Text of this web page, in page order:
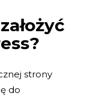
strony
do